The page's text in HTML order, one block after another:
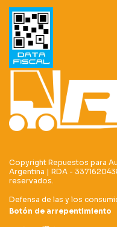
Copyright Repuestos para
Argentina | RDA -
reservados.
Defensa de las y los
Botón de arrepentimiento